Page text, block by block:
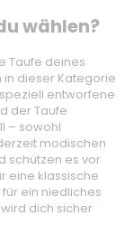
wählen?
Taufe deines
in dieser Kategorie
entworfene
der Taufe
– sowohl
modischen
schützen es vor
eine klassische
ein niedliches
dich sicher